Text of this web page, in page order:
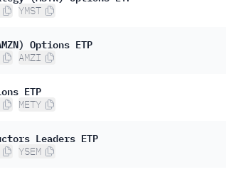
YMST
Options ETP
AMZI
ETP
METY
Leaders ETP
YSEM